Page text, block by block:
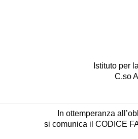
Istituto per
C.so
In ottemperanza
si comunica il CODICE